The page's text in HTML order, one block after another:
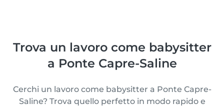
Trova un lavoro come babysitter
a Ponte Capre-Saline
Cerchi un lavoro come babysitter a Ponte Capre-
Saline? Trova quello perfetto in modo rapido e